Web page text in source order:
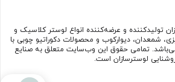
تولیدکننده و عرضه‌کننده انواع لوستر کلاسیک و
شمعدان، دیوارکوب و محصولات دکوراتیو چوبی با
متنوع می‌باشد. تمامی حقوق این وب‌سایت متعلق به صنایع
لوسترسازان است.